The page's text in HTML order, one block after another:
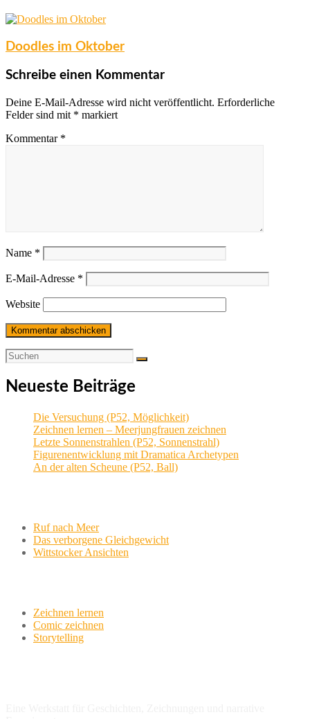
Doodles im Oktober
Schreibe einen Kommentar
Deine E-Mail-Adresse wird nicht veröffentlicht. Erforderliche
Felder sind mit * markiert
Kommentar *
Name *
E-Mail-Adresse *
Website
Neueste Beiträge
Die Versuchung (P52, Möglichkeit)
Zeichnen lernen – Meerjungfrauen zeichnen
Letzte Sonnenstrahlen (P52, Sonnenstrahl)
Figurenentwicklung mit Dramatica Archetypen
An der alten Scheune (P52, Ball)
Ruf nach Meer
Das verborgene Gleichgewicht
Wittstocker Ansichten
Zeichnen lernen
Comic zeichnen
Storytelling